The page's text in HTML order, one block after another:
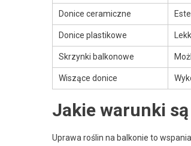
Donice ceramiczne
Donice plastikowe
Skrzynki balkonowe
Wiszące donice
Jakie warunki
Uprawa roślin na balkonie to